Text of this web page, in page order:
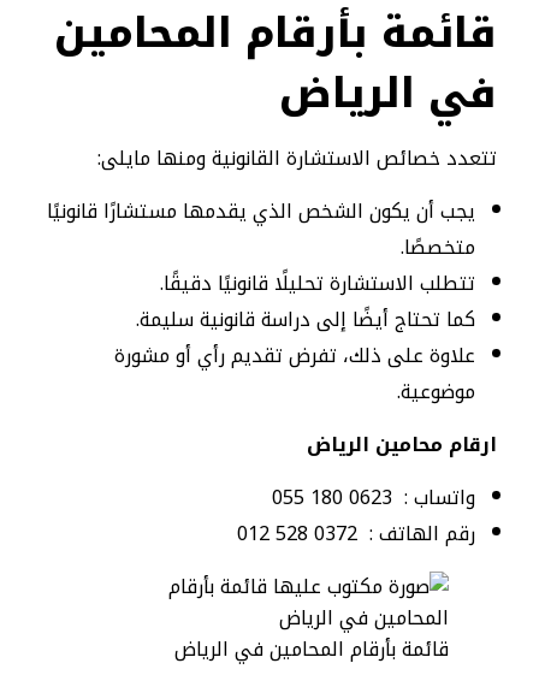
قائمة بأرقام المحامين
في الرياض
تتعدد خصائص الاستشارة القانونية ومنها مايلى:
يجب أن يكون الشخص الذي يقدمها مستشارًا قانونيًا
متخصصًا.
تتطلب الاستشارة تحليلًا قانونيًا دقيقًا.
كما تحتاج أيضًا إلى دراسة قانونية سليمة.
علاوة على ذلك، تفرض تقديم رأي أو مشورة
موضوعية.
ارقام محامين الرياض
واتساب : 0623 180 055
رقم الهاتف : 0372 528 012
قائمة بأرقام المحامين في الرياض